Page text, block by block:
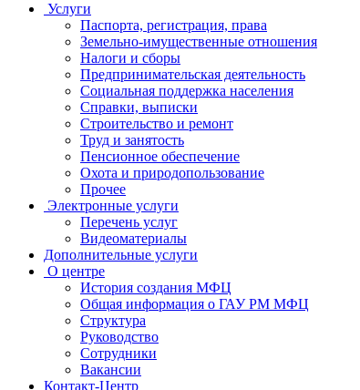
Услуги
Паспорта, регистрация, права
Земельно-имущественные отношения
Налоги и сборы
Предпринимательская деятельность
Социальная поддержка населения
Справки, выписки
Строительство и ремонт
Труд и занятость
Пенсионное обеспечение
Охота и природопользование
Прочее
Электронные услуги
Перечень услуг
Видеоматериалы
Дополнительные услуги
О центре
История создания МФЦ
Общая информация о ГАУ РМ МФЦ
Структура
Руководство
Сотрудники
Вакансии
Контакт-Центр